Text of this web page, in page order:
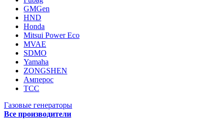
GMGen
HND
Honda
Mitsui Power Eco
MVAE
SDMO
Yamaha
ZONGSHEN
Амперос
ТСС
Газовые генераторы
Все производители